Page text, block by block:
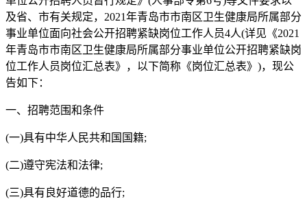
及省、市有关规定，2021年青岛市市南区卫生健康局所属部分
事业单位面向社会公开招聘紧缺岗位工作人员4人(详见《2021
年青岛市市南区卫生健康局所属部分事业单位公开招聘紧缺岗
位工作人员岗位汇总表》，以下简称《岗位汇总表》)，现公
告如下：
一、招聘范围和条件
(一)具有中华人民共和国国籍;
(二)遵守宪法和法律;
(三)具有良好道德的品行;